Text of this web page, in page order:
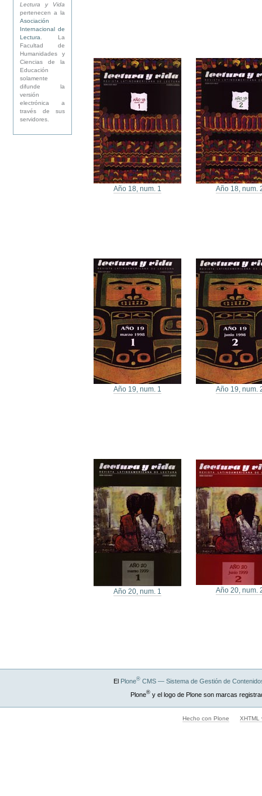
Lectura y Vida
pertenecen a la
Asociación
Internacional de
Lectura
. La
Facultad de
Humanidades y
Ciencias de la
Educación
solamente
difunde la
versión
electrónica a
través de sus
servidores.
Año 18, num. 1 Año 18, num.
Año 19, num. 1 Año 19, num.
Año 20, num. 1 Año 20, num.
El Plone®CMS — Sistema de Gestión de
Plone®y el logo de Plone son marcas
Hecho con Plone XHTML